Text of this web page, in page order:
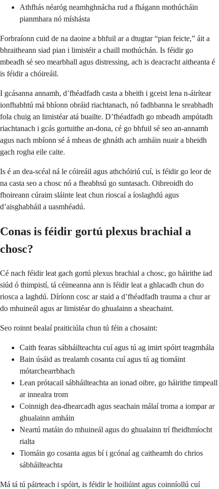
Athfhás néaróg neamhghnácha rud a fhágann mothúcháin
pianmhara nó míshásta
Forbraíonn cuid de na daoine a bhfuil ar a dtugtar “pian feicte,” áit a
bhraitheann siad pian i limistéir a chaill mothúchán. Is féidir go
mbeadh sé seo mearbhall agus distressing, ach is deacracht aitheanta é
is féidir a chóireáil.
I gcásanna annamh, d’fhéadfadh casta a bheith i gceist lena n-áirítear
ionfhabhtú má bhíonn obráid riachtanach, nó fadhbanna le sreabhadh
fola chuig an limistéar atá buailte. D’fhéadfadh go mbeadh ampútadh
riachtanach i gcás gortuithe an-dona, cé go bhfuil sé seo an-annamh
agus nach mbíonn sé á mheas de ghnáth ach amháin nuair a bheidh
gach rogha eile caite.
Is é an dea-scéal ná le cóireáil agus athchóiriú cuí, is féidir go leor de
na casta seo a chosc nó a fheabhsú go suntasach. Oibreoidh do
fhoireann cúraim sláinte leat chun rioscaí a íoslaghdú agus
d’aisghabháil a uasmhéadú.
Conas is féidir gortú plexus brachial a
chosc?
Cé nach féidir leat gach gortú plexus brachial a chosc, go háirithe iad
siúd ó thimpistí, tá céimeanna ann is féidir leat a ghlacadh chun do
riosca a laghdú. Díríonn cosc ar staid a d’fhéadfadh trauma a chur ar
do mhuineál agus ar limistéar do ghualainn a sheachaint.
Seo roinnt bealaí praiticiúla chun tú féin a chosaint:
Caith fearas sábháilteachta cuí agus tú ag imirt spóirt teagmhála
Bain úsáid as trealamh cosanta cuí agus tú ag tiomáint
mótarchearrbhach
Lean prótacail sábháilteachta an ionad oibre, go háirithe timpeall
ar innealra trom
Coinnigh dea-dhearcadh agus seachain málaí troma a iompar ar
ghualainn amháin
Neartú matáin do mhuineál agus do ghualainn trí fheidhmíocht
rialta
Tiomáin go cosanta agus bí i gcónaí ag caitheamh do chrios
sábháilteachta
Má tá tú páirteach i spóirt, is féidir le hoiliúint agus coinníollú cuí